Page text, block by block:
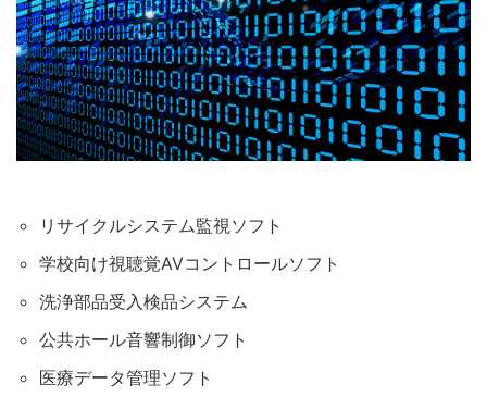
リサイクルシステム監視ソフト
学校向け視聴覚AVコントロールソフト
洗浄部品受入検品システム
公共ホール音響制御ソフト
医療データ管理ソフト